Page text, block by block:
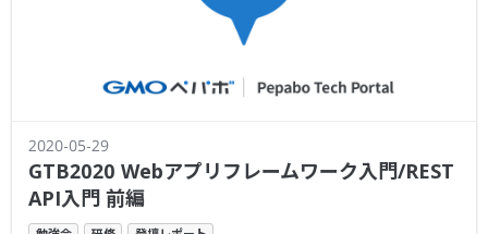
2020-05-29
GTB2020 Webアプリフレームワーク入門/REST
API入門 前編